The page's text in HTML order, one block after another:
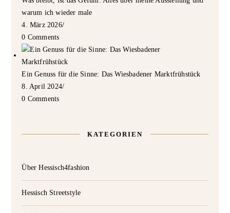
warum ich wieder male
4. März 2026/
0 Comments
Ein Genuss für die Sinne: Das Wiesbadener Marktfrühstück
8. April 2024/
0 Comments
KATEGORIEN
Über Hessisch4fashion
Hessisch Streetstyle